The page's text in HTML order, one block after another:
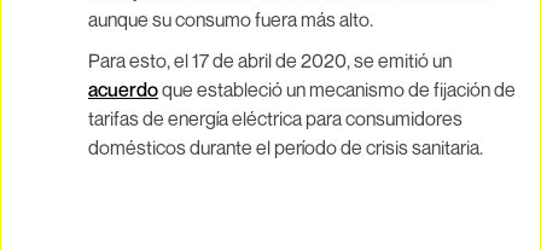
aunque su consumo fuera más alto.
Para esto, el 17 de abril de 2020, se emitió un
acuerdoque estableció un mecanismo de fijación de
tarifas de energía eléctrica para consumidores
domésticos durante el período de crisis sanitaria.